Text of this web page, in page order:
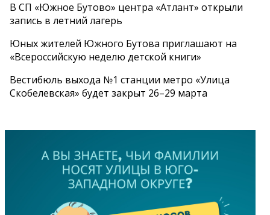
В СП «Южное Бутово» центра «Атлант» открыли
запись в летний лагерь
Юных жителей Южного Бутова приглашают на
«Всероссийскую неделю детской книги»
Вестибюль выхода №1 станции метро «Улица
Скобелевская» будет закрыт 26–29 марта